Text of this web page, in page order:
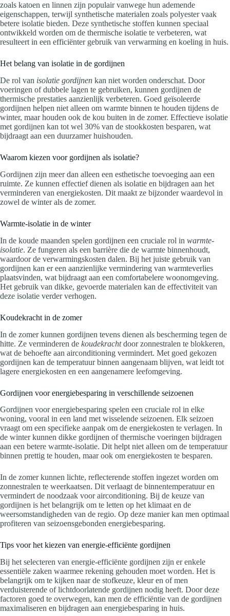
zoals katoen en linnen zijn populair vanwege hun ademende
eigenschappen, terwijl synthetische materialen zoals polyester vaak
betere isolatie bieden. Deze synthetische stoffen kunnen speciaal
ontwikkeld worden om de thermische isolatie te verbeteren, wat
resulteert in een efficiënter gebruik van verwarming en koeling in huis.
Het belang van isolatie in de gordijnen
De rol van isolatie gordijnen kan niet worden onderschat. Door
voeringen of dubbele lagen te gebruiken, kunnen gordijnen de
thermische prestaties aanzienlijk verbeteren. Goed geïsoleerde
gordijnen helpen niet alleen om warmte binnen te houden tijdens de
winter, maar houden ook de kou buiten in de zomer. Effectieve isolatie
met gordijnen kan tot wel 30% van de stookkosten besparen, wat
bijdraagt aan een duurzamer huishouden.
Waarom kiezen voor gordijnen als isolatie?
Gordijnen zijn meer dan alleen een esthetische toevoeging aan een
ruimte. Ze kunnen effectief dienen als isolatie en bijdragen aan het
verminderen van energiekosten. Dit maakt ze bijzonder waardevol in
zowel de winter als de zomer.
Warmte-isolatie in de winter
In de koude maanden spelen gordijnen een cruciale rol in warmte-
isolatie. Ze fungeren als een barrière die de warmte binnenhoudt,
waardoor de verwarmingskosten dalen. Bij het juiste gebruik van
gordijnen kan er een aanzienlijke vermindering van warmteverlies
plaatsvinden, wat bijdraagt aan een comfortabelere woonomgeving.
Het gebruik van dikke, gevoerde materialen kan de effectiviteit van
deze isolatie verder verhogen.
Koudekracht in de zomer
In de zomer kunnen gordijnen tevens dienen als bescherming tegen de
hitte. Ze verminderen de koudekrachtdoor zonnestralen te blokkeren,
wat de behoefte aan airconditioning vermindert. Met goed gekozen
gordijnen kan de temperatuur binnen aangenaam blijven, wat leidt tot
lagere energiekosten en een aangenamere leefomgeving.
Gordijnen voor energiebesparing in verschillende seizoenen
Gordijnen voor energiebesparing spelen een cruciale rol in elke
woning, vooral in een land met wisselende seizoenen. Elk seizoen
vraagt om een specifieke aanpak om de energiekosten te verlagen. In
de winter kunnen dikke gordijnen of thermische voeringen bijdragen
aan een betere warmte-isolatie. Dit helpt niet alleen om de temperatuur
binnen prettig te houden, maar ook om energiekosten te besparen.
In de zomer kunnen lichte, reflecterende stoffen ingezet worden om
zonnestralen te weerkaatsen. Dit verlaagt de binnentemperatuur en
vermindert de noodzaak voor airconditioning. Bij de keuze van
gordijnen is het belangrijk om te letten op het klimaat en de
weersomstandigheden van de regio. Op deze manier kan men optimaal
profiteren van seizoensgebonden energiebesparing.
Tips voor het kiezen van energie-efficiënte gordijnen
Bij het selecteren van energie-efficiënte gordijnen zijn er enkele
essentiële zaken waarmee rekening gehouden moet worden. Het is
belangrijk om te kijken naar de stofkeuze, kleur en of men
verduisterende of lichtdoorlatende gordijnen nodig heeft. Door deze
factoren goed te overwegen, kan men de efficiëntie van de gordijnen
maximaliseren en bijdragen aan energiebesparing in huis.